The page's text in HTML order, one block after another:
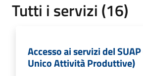
Tutti i servizi (16)
Accesso ai servizi del
Unico Attività Produttive)